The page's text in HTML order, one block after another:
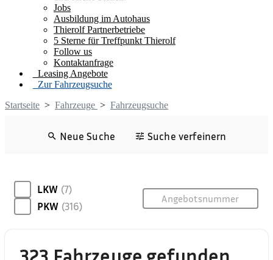
Jobs
Ausbildung im Autohaus
Thierolf Partnerbetriebe
5 Sterne für Treffpunkt Thierolf
Follow us
Kontaktanfrage
Leasing Angebote
Zur Fahrzeugsuche
Startseite > Fahrzeuge > Fahrzeugsuche
Neue Suche Suche verfeinern
LKW (7)
PKW (316)